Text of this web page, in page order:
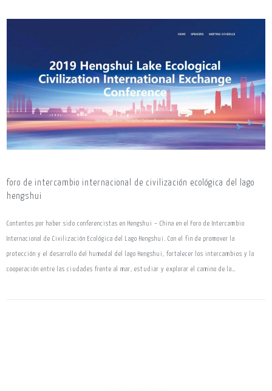
foro de intercambio internacional de civilización ecológica del lago
hengshui
Contentos por haber sido conferencistas en Hengshui – China en el Foro de Intercambio
Internacional de Civilización Ecológica del Lago Hengshui. Con el fin de promover la
protección y el desarrollo del humedal del lago Hengshui, fortalecer los intercambios y la
cooperación entre las ciudades frente al mar, estudiar y explorar el camino de la…